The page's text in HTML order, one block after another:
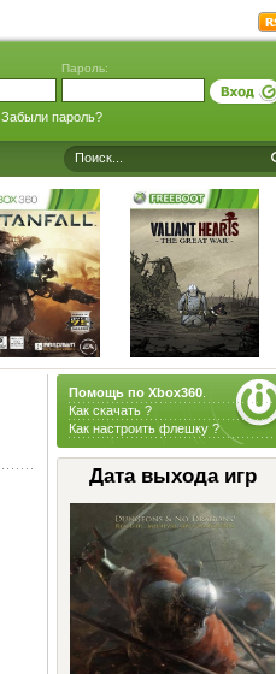
Пароль:
Забыли пароль?
Помощь по Xbox360.
Как скачать ?
Как настроить флешку ?
Дата выхода игр